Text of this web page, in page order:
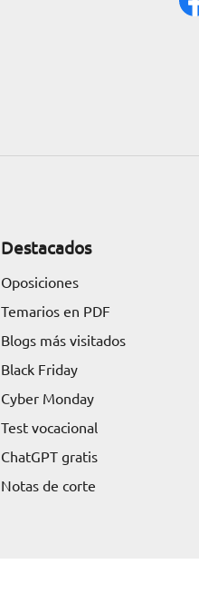
Destacados
Oposiciones
Temarios en PDF
Blogs más visitados
Black Friday
Cyber Monday
Test vocacional
ChatGPT gratis
Notas de corte